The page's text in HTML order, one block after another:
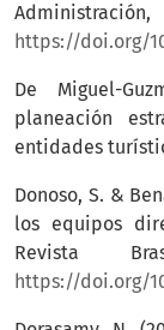
https://doi.org/
De Miguel-
planeación
entidades
Donoso, S. &
los equipos
Revista
https://doi.org/